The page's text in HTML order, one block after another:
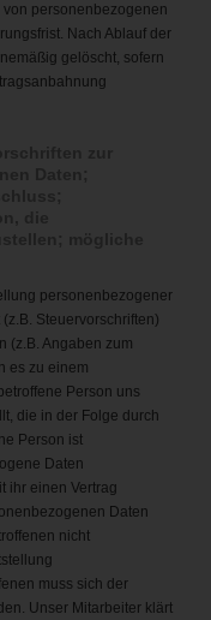
personenbezogenen
Nach Ablauf der
gelöscht, sofern
personenbezogener
Steuervorschriften)
(z.B. Angaben zum
es zu einem
Person uns
die in der Folge durch
Person ist
Daten
ihr einen Vertrag
Daten
nicht
muss sich der
Unser Mitarbeiter klärt